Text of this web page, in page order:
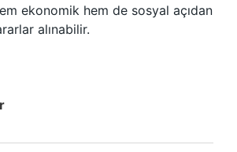
ekonomik hem de sosyal açıdan
alınabilir.